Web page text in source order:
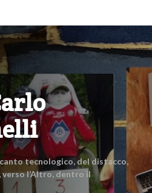
tecnologico, del distacco,
l’Altro, dentro il